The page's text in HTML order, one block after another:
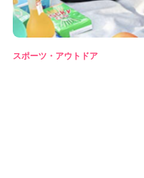
スポーツ・アウトドア